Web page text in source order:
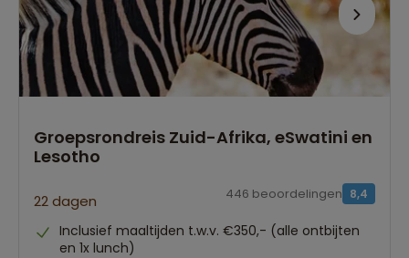
Groepsrondreis Zuid-Afrika, eSwatini en
Lesotho
22 dagen 8,4
446 beoordelingen
Inclusief maaltijden t.w.v. €350,- (alle ontbijten
en 1x lunch)